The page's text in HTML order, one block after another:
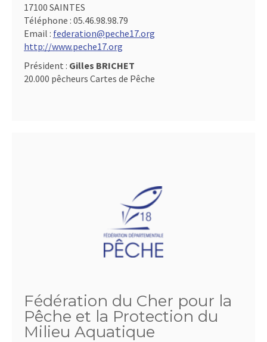
17100 SAINTES
Téléphone : 05.46.98.98.79
Email : federation@peche17.org
http://www.peche17.org
Président : Gilles BRICHET
20.000 pêcheurs Cartes de Pêche
Fédération du Cher pour la
Pêche et la Protection du
Milieu Aquatique